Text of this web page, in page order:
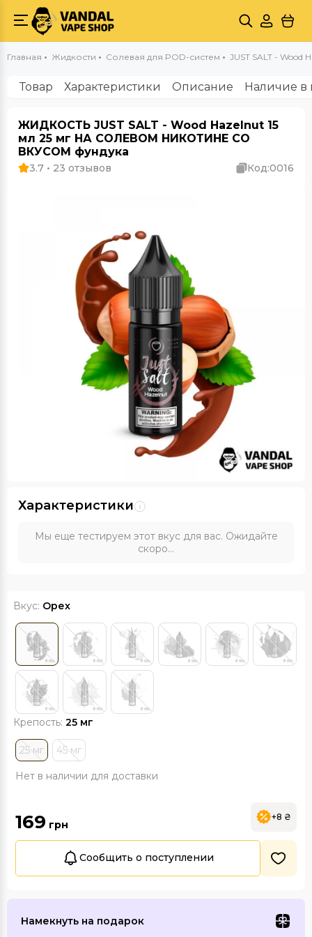
Главная Жидкости Солевая для POD-систем JUST SALT - Wood
Товар Характеристики Описание Наличие в
ЖИДКОСТЬ JUST SALT - Wood Hazelnut 15
мл 25 мг НА СОЛЕВОМ НИКОТИНЕ СО
ВКУСОМ фундука
3.7 • 23 отзывов Код:0016
Характеристики
Мы еще тестируем этот вкус для вас. Ожидайте
скоро...
Вкус: Орех
Крепость: 25 мг
25 мг 45 мг
Нет в наличии для доставки
169 грн
+8 ₴
Сообщить о поступлении
Намекнуть на подарок